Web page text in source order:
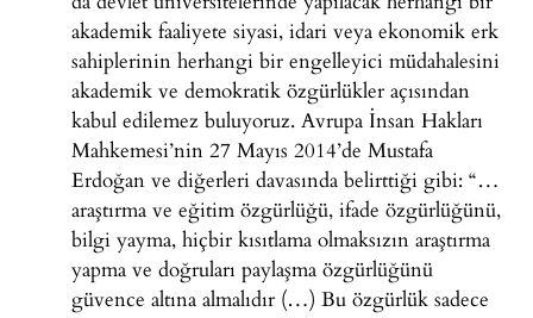
akademik faaliyete siyasi, idari veya ekonomik erk
sahiplerinin herhangi bir engelleyici müdahalesini
akademik ve demokratik özgürlükler açısından
kabul edilemez buluyoruz. Avrupa İnsan Hakları
Mahkemesi’nin 27 Mayıs 2014’de Mustafa
Erdoğan ve diğerleri davasında belirttiği gibi: “…
araştırma ve eğitim özgürlüğü, ifade özgürlüğünü,
bilgi yayma, hiçbir kısıtlama olmaksızın araştırma
yapma ve doğruları paylaşma özgürlüğünü
güvence altına almalıdır (…) Bu özgürlük sadece